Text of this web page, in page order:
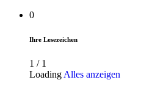
0
Ihre Lesezeichen
1 / 1
Loading Alles anzeigen